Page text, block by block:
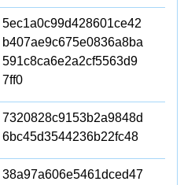
5ec1a0c99d428601ce42
b407ae9c675e0836a8ba
591c8ca6e2a2cf5563d9
7ff0
7320828c9153b2a9848d
6bc45d3544236b22fc48
38a97a606e5461dced47